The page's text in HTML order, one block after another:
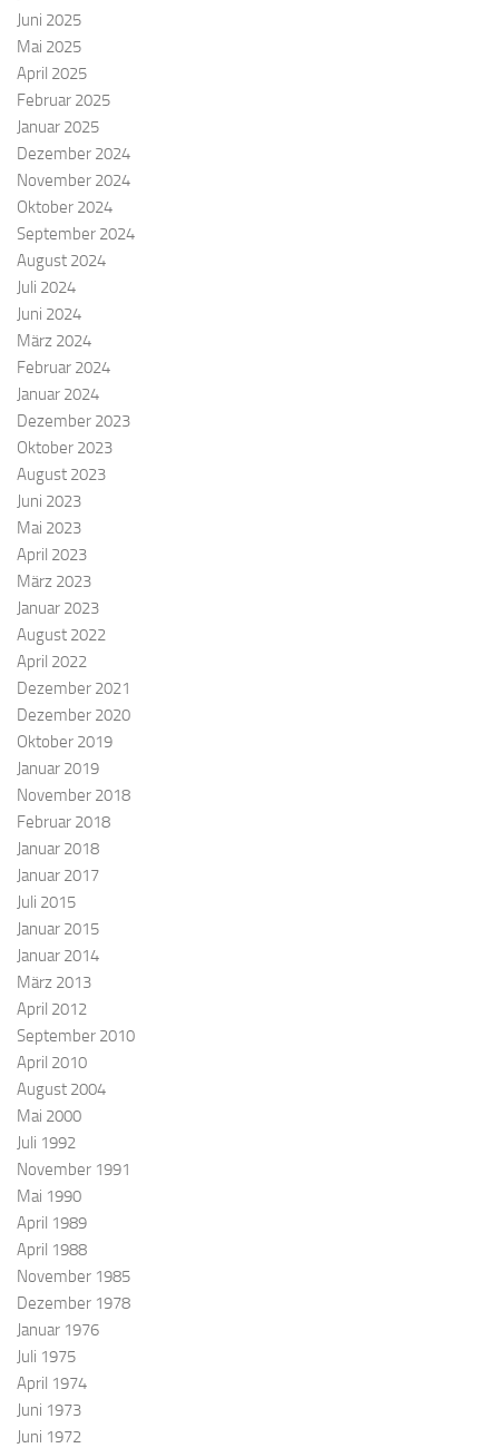
Juni 2025
Mai 2025
April 2025
Februar 2025
Januar 2025
Dezember 2024
November 2024
Oktober 2024
September 2024
August 2024
Juli 2024
Juni 2024
März 2024
Februar 2024
Januar 2024
Dezember 2023
Oktober 2023
August 2023
Juni 2023
Mai 2023
April 2023
März 2023
Januar 2023
August 2022
April 2022
Dezember 2021
Dezember 2020
Oktober 2019
Januar 2019
November 2018
Februar 2018
Januar 2018
Januar 2017
Juli 2015
Januar 2015
Januar 2014
März 2013
April 2012
September 2010
April 2010
August 2004
Mai 2000
Juli 1992
November 1991
Mai 1990
April 1989
April 1988
November 1985
Dezember 1978
Januar 1976
Juli 1975
April 1974
Juni 1973
Juni 1972